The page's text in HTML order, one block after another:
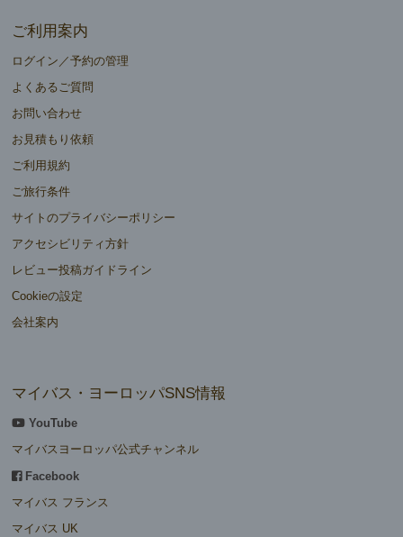
ご利用案内
ログイン／予約の管理
よくあるご質問
お問い合わせ
お見積もり依頼
ご利用規約
ご旅行条件
サイトのプライバシーポリシー
アクセシビリティ方針
レビュー投稿ガイドライン
Cookieの設定
会社案内
マイバス・ヨーロッパSNS情報
YouTube
マイバスヨーロッパ公式チャンネル
Facebook
マイバス フランス
マイバス UK